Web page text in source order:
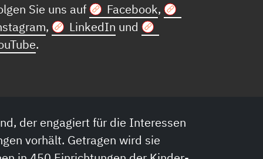
Sie uns auf
Facebook,
, LinkedIn und
.
der engagiert für die Interessen
vorhält. Getragen wird sie